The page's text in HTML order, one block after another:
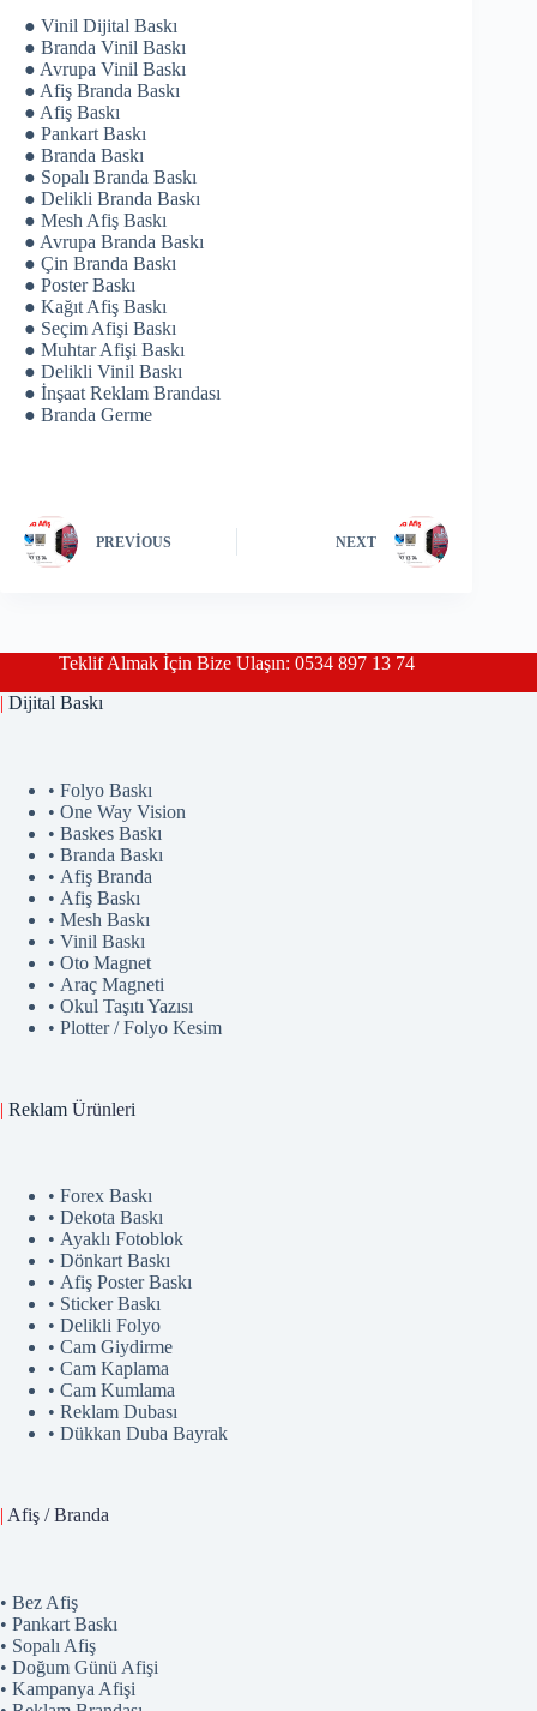
● Vinil Dijital Baskı
● Branda Vinil Baskı
● Avrupa Vinil Baskı
● Afiş Branda Baskı
● Afiş Baskı
● Pankart Baskı
● Branda Baskı
● Sopalı Branda Baskı
● Delikli Branda Baskı
● Mesh Afiş Baskı
● Avrupa Branda Baskı
● Çin Branda Baskı
● Poster Baskı
● Kağıt Afiş Baskı
● Seçim Afişi Baskı
● Muhtar Afişi Baskı
● Delikli Vinil Baskı
● İnşaat Reklam Brandası
● Branda Germe
PREVIOUS NEXT
Teklif Almak İçin Bize Ulaşın: 0534 897 13 74
| Dijital Baskı
• Folyo Baskı
• One Way Vision
• Baskes Baskı
• Branda Baskı
• Afiş Branda
• Afiş Baskı
• Mesh Baskı
• Vinil Baskı
• Oto Magnet
• Araç Magneti
• Okul Taşıtı Yazısı
• Plotter / Folyo Kesim
| Reklam Ürünleri
• Forex Baskı
• Dekota Baskı
• Ayaklı Fotoblok
• Dönkart Baskı
• Afiş Poster Baskı
• Sticker Baskı
• Delikli Folyo
• Cam Giydirme
• Cam Kaplama
• Cam Kumlama
• Reklam Dubası
• Dükkan Duba Bayrak
| Afiş / Branda
• Bez Afiş
• Pankart Baskı
• Sopalı Afiş
• Doğum Günü Afişi
• Kampanya Afişi